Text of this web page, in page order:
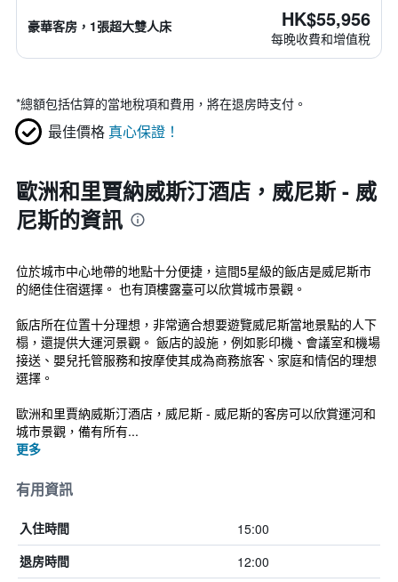
豪華客房，1張超大雙人床 HK$55,956
每晚收費和增值稅
*總額包括估算的當地稅項和費用，將在退房時支付。
最佳價格 真心保證！
歐洲和里賈納威斯汀酒店，威尼斯 - 威
尼斯的資訊
位於城市中心地帶的地點十分便捷，這間5星級的飯店是威尼斯市
的絕佳住宿選擇。 也有頂樓露臺可以欣賞城市景觀。
飯店所在位置十分理想，非常適合想要遊覽威尼斯當地景點的人下
榻，還提供大運河景觀。 飯店的設施，例如影印機、會議室和機場
接送、嬰兒托管服務和按摩使其成為商務旅客、家庭和情侶的理想
選擇。
歐洲和里賈納威斯汀酒店，威尼斯 - 威尼斯的客房可以欣賞運河和
城市景觀，備有所有...
更多
有用資訊
入住時間 15:00
退房時間 12:00